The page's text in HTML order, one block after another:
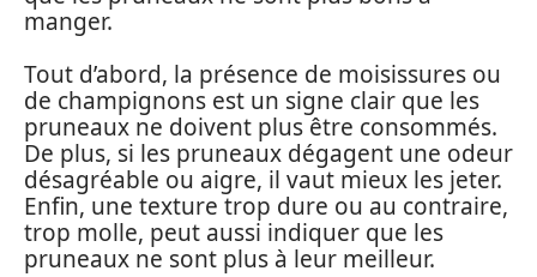
manger.
Tout d’abord, la présence de moisissures ou
de champignons est un signe clair que les
pruneaux ne doivent plus être consommés.
De plus, si les pruneaux dégagent une odeur
désagréable ou aigre, il vaut mieux les jeter.
Enfin, une texture trop dure ou au contraire,
trop molle, peut aussi indiquer que les
pruneaux ne sont plus à leur meilleur.